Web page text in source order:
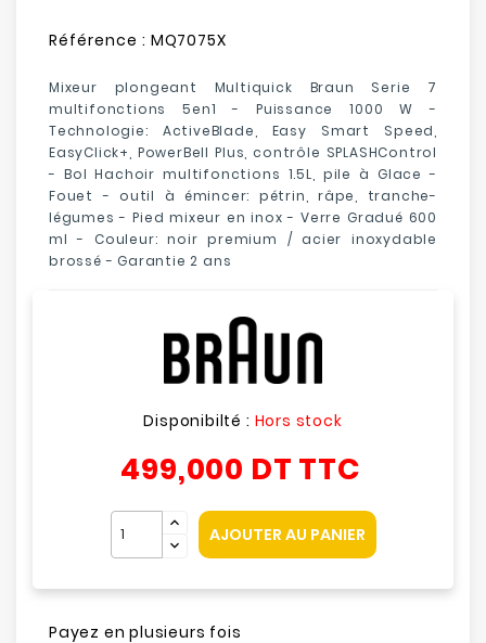
Référence : MQ7075X
Mixeur plongeant Multiquick Braun Serie 7
multifonctions 5en1 - Puissance 1000 W -
Technologie: ActiveBlade, Easy Smart Speed,
EasyClick+, PowerBell Plus, contrôle SPLASHControl
- Bol Hachoir multifonctions 1.5L, pile à Glace -
Fouet - outil à émincer: pétrin, râpe, tranche-
légumes - Pied mixeur en inox - Verre Gradué 600
ml - Couleur:noir premium / acier inoxydable
brossé - Garantie 2 ans
Disponibilté : Hors stock
499,000 DT TTC
AJOUTER AU PANIER
Payez en plusieurs fois